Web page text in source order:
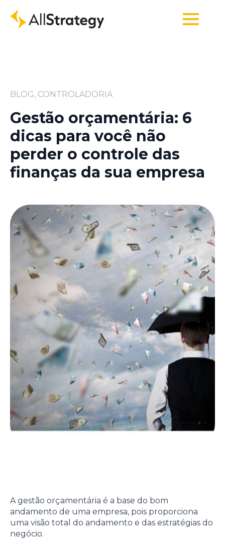
BLOG, CONTROLADORIA
Gestão orçamentária: 6
dicas para você não
perder o controle das
finanças da sua empresa
A gestão orçamentária é a base do bom
andamento de uma empresa, pois proporciona
uma visão total do andamento e das estratégias do
negócio.